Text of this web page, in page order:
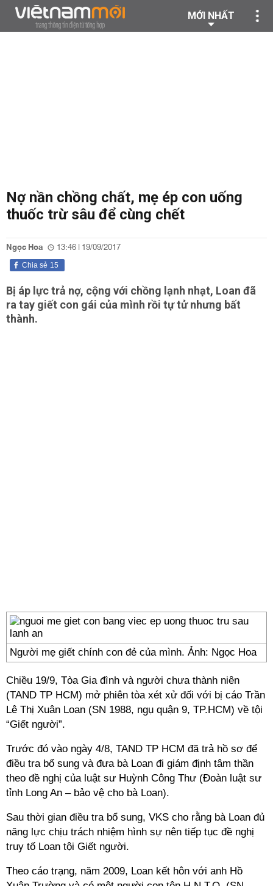
MỚI NHẤT
Nợ nần chồng chất, mẹ ép con uống
thuốc trừ sâu để cùng chết
Ngọc Hoa 13:46 | 19/09/2017
15
Chia sẻ
Bị áp lực trả nợ, cộng với chồng lạnh nhạt, Loan đã
ra tay giết con gái của mình rồi tự tử nhưng bất
thành.
Người mẹ giết chính con đẻ của mình. Ảnh: Ngọc Hoa
Chiều 19/9, Tòa Gia đình và người chưa thành niên
(TAND TP HCM) mở phiên tòa xét xử đối với bị cáo Trần
Lê Thị Xuân Loan (SN 1988, ngụ quận 9, TP.HCM) về tội
“Giết người”.
Trước đó vào ngày 4/8, TAND TP HCM đã trả hồ sơ để
điều tra bổ sung và đưa bà Loan đi giám định tâm thần
theo đề nghị của luật sư Huỳnh Công Thư (Đoàn luật sư
tỉnh Long An – bảo vệ cho bà Loan).
Sau thời gian điều tra bổ sung, VKS cho rằng bà Loan đủ
năng lực chịu trách nhiệm hình sự nên tiếp tục đề nghị
truy tố Loan tội Giết người.
Theo cáo trạng, năm 2009, Loan kết hôn với anh Hồ